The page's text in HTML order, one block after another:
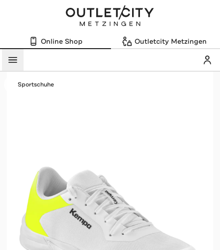
Online Shop Outletcity Metzingen
Menü
Sportschuhe